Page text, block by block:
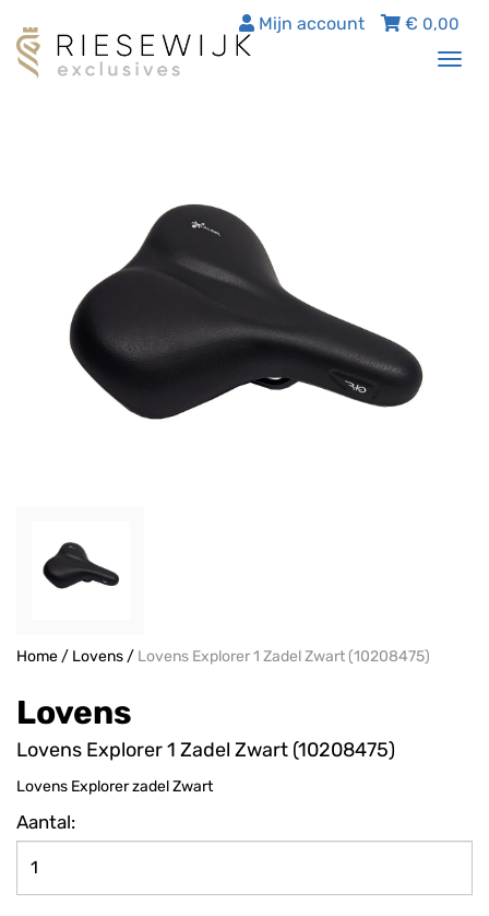
€ 0,00
Mijn account
Home/ Lovens/ Lovens Explorer 1 Zadel Zwart (10208475)
Lovens
Lovens Explorer 1 Zadel Zwart (10208475)
Lovens Explorer zadel Zwart
Aantal: